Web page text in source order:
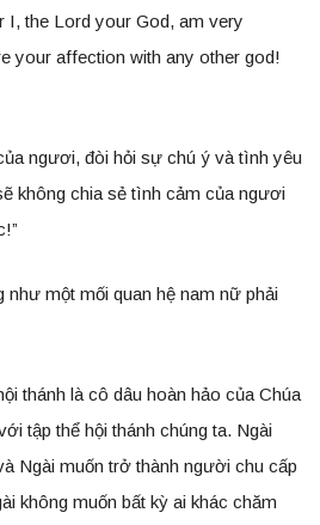
I, the Lord your God, am very
your affection with any other god!
ngươi, đòi hỏi sự chú ý và tình yêu
không chia sẻ tình cảm của ngươi
như một mối quan hệ nam nữ phải
thánh là cô dâu hoàn hảo của Chúa
tập thể hội thánh chúng ta. Ngài
Ngài muốn trở thành người chu cấp
không muốn bất kỳ ai khác chăm